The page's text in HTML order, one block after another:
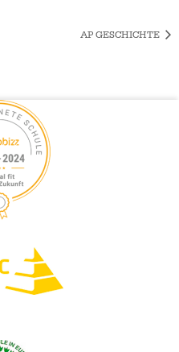
AP GESCHICHTE